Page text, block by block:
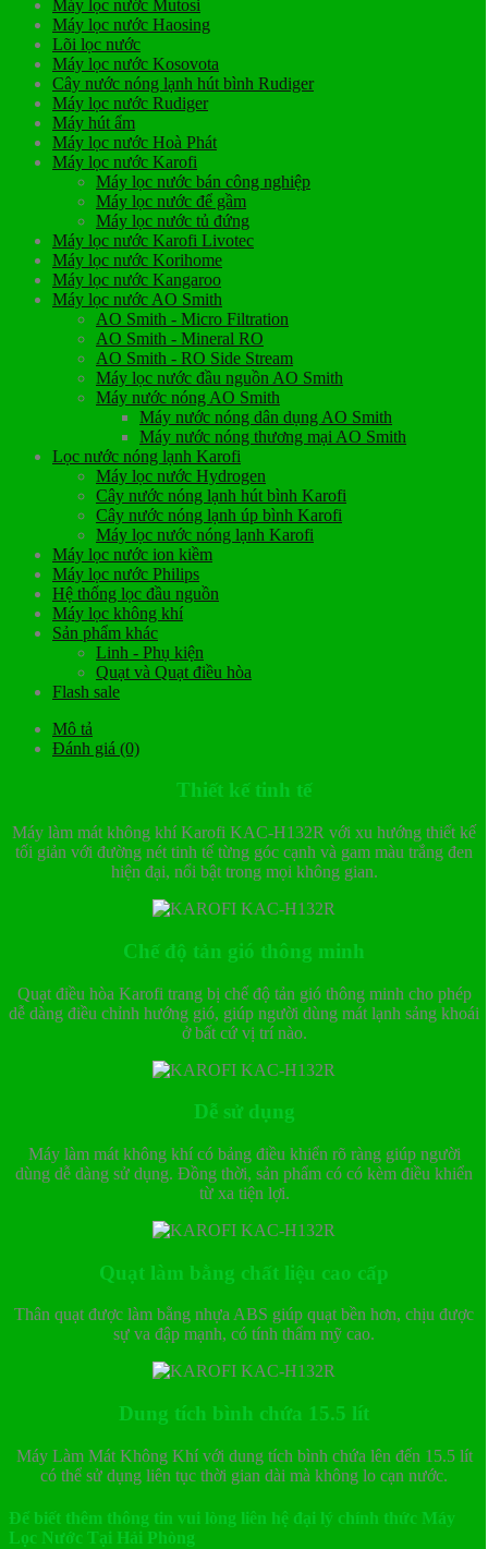
Máy lọc nước Mutosi
Máy lọc nước Haosing
Lõi lọc nước
Máy lọc nước Kosovota
Cây nước nóng lạnh hút bình Rudiger
Máy lọc nước Rudiger
Máy hút ẩm
Máy lọc nước Hoà Phát
Máy lọc nước Karofi
Máy lọc nước bán công nghiệp
Máy lọc nước để gầm
Máy lọc nước tủ đứng
Máy lọc nước Karofi Livotec
Máy lọc nước Korihome
Máy lọc nước Kangaroo
Máy lọc nước AO Smith
AO Smith - Micro Filtration
AO Smith - Mineral RO
AO Smith - RO Side Stream
Máy lọc nước đầu nguồn AO Smith
Máy nước nóng AO Smith
Máy nước nóng dân dụng AO Smith
Máy nước nóng thương mại AO Smith
Lọc nước nóng lạnh Karofi
Máy lọc nước Hydrogen
Cây nước nóng lạnh hút bình Karofi
Cây nước nóng lạnh úp bình Karofi
Máy lọc nước nóng lạnh Karofi
Máy lọc nước ion kiềm
Máy lọc nước Philips
Hệ thống lọc đầu nguồn
Máy lọc không khí
Sản phẩm khác
Linh - Phụ kiện
Quạt và Quạt điều hòa
Flash sale
Mô tả
Đánh giá (0)
Thiết kế tinh tế
Máy làm mát không khí Karofi KAC-H132R với xu hướng thiết kế
tối giản với đường nét tinh tế từng góc cạnh và gam màu trắng đen
hiện đại, nổi bật trong mọi không gian.
Chế độ tản gió thông minh
Quạt điều hòa Karofi trang bị chế độ tản gió thông minh cho phép
dễ dàng điều chỉnh hướng gió, giúp người dùng mát lạnh sảng khoái
ở bất cứ vị trí nào.
Dễ sử dụng
Máy làm mát không khí có bảng điều khiển rõ ràng giúp người
dùng dễ dàng sử dụng. Đồng thời, sản phẩm có có kèm điều khiển
từ xa tiện lợi.
Quạt làm bằng chất liệu cao cấp
Thân quạt được làm bằng nhựa ABS giúp quạt bền hơn, chịu được
sự va đập mạnh, có tính thẩm mỹ cao.
Dung tích bình chứa 15.5 lít
Máy Làm Mát Không Khí với dung tích bình chứa lên đến 15.5 lít
có thể sử dụng liên tục thời gian dài mà không lo cạn nước.
Để biết thêm thông tin vui lòng liên hệ đại lý chính thức Máy
Lọc Nước Tại Hải Phòng